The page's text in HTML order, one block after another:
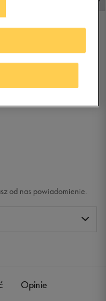
od nas powiadomienie.
Opinie